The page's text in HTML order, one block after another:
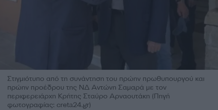
Στιγμιότυπο από τη συνάντηση του πρώην πρωθυπουργού και
πρώην προέδρου της ΝΔ Αντώνη Σαμαρά με τον
περιφερειάρχη Κρήτης Σταύρο Αρναουτάκη (Πηγή
φωτογραφίας: creta24.gr)